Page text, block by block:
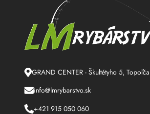
GRAND CENTER - Škultétyho 5,
info@lmrybarstvo.sk
+421 915 050 060